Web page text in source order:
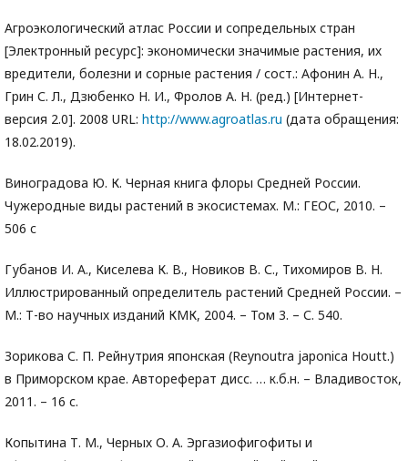
Агроэкологический атлас России и сопредельных стран
[Электронный ресурс]: экономически значимые растения, их
вредители, болезни и сорные растения / сост.: Афонин А. Н.,
Грин С. Л., Дзюбенко Н. И., Фролов А. Н. (ред.) [Интернет-
версия 2.0]. 2008 URL: http://www.agroatlas.ru (дата обращения:
18.02.2019).
Виноградова Ю. К. Черная книга флоры Средней России.
Чужеродные виды растений в экосистемах. М.: ГЕОС, 2010. –
506 c
Губанов И. А., Киселева К. В., Новиков В. С., Тихомиров В. Н.
Иллюстрированный определитель растений Средней России. –
М.: Т-во научных изданий КМК, 2004. – Том 3. – С. 540.
Зорикова С. П. Рейнутрия японская (Reynoutra japonica Houtt.)
в Приморском крае. Автореферат дисс. … к.б.н. – Владивосток,
2011. – 16 с.
Копытина Т. М., Черных О. А. Эргазиофигофиты и